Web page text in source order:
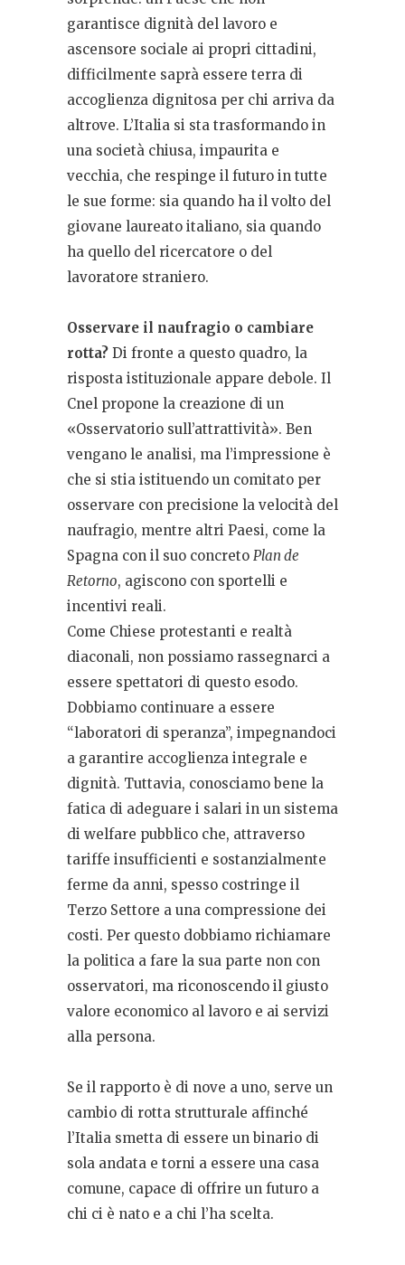
garantisce dignità del lavoro e
ascensore sociale ai propri cittadini,
difficilmente saprà essere terra di
accoglienza dignitosa per chi arriva da
altrove. L’Italia si sta trasformando in
una società chiusa, impaurita e
vecchia, che respinge il futuro in tutte
le sue forme: sia quando ha il volto del
giovane laureato italiano, sia quando
ha quello del ricercatore o del
lavoratore straniero.
Osservare il naufragio o cambiare
rotta? Di fronte a questo quadro, la
risposta istituzionale appare debole. Il
Cnel propone la creazione di un
«Osservatorio sull’attrattività». Ben
vengano le analisi, ma l’impressione è
che si stia istituendo un comitato per
osservare con precisione la velocità del
naufragio, mentre altri Paesi, come la
Spagna con il suo concreto Plan de
Retorno, agiscono con sportelli e
incentivi reali.
Come Chiese protestanti e realtà
diaconali, non possiamo rassegnarci a
essere spettatori di questo esodo.
Dobbiamo continuare a essere
“laboratori di speranza”, impegnandoci
a garantire accoglienza integrale e
dignità. Tuttavia, conosciamo bene la
fatica di adeguare i salari in un sistema
di welfare pubblico che, attraverso
tariffe insufficienti e sostanzialmente
ferme da anni, spesso costringe il
Terzo Settore a una compressione dei
costi. Per questo dobbiamo richiamare
la politica a fare la sua parte non con
osservatori, ma riconoscendo il giusto
valore economico al lavoro e ai servizi
alla persona.
Se il rapporto è di nove a uno, serve un
cambio di rotta strutturale affinché
l’Italia smetta di essere un binario di
sola andata e torni a essere una casa
comune, capace di offrire un futuro a
chi ci è nato e a chi l’ha scelta.